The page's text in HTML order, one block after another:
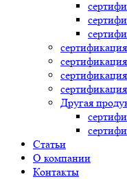
сертификация
сертификация
сертификация
сертификация
Другая
Статьи
О компании
Контакты